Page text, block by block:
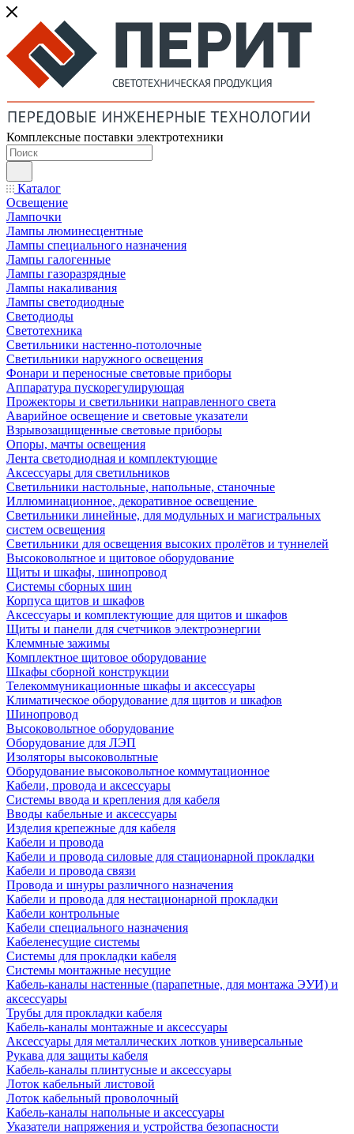
Комплексные поставки электротехники
Каталог
Освещение
Лампочки
Лампы люминесцентные
Лампы специального назначения
Лампы галогенные
Лампы газоразрядные
Лампы накаливания
Лампы светодиодные
Светодиоды
Светотехника
Светильники настенно-потолочные
Светильники наружного освещения
Фонари и переносные световые приборы
Аппаратура пускорегулирующая
Прожекторы и светильники направленного света
Аварийное освещение и световые указатели
Взрывозащищенные световые приборы
Опоры, мачты освещения
Лента светодиодная и комплектующие
Аксессуары для светильников
Светильники настольные, напольные, станочные
Иллюминационное, декоративное освещение
Светильники линейные, для модульных и магистральных
систем освещения
Светильники для освещения высоких пролётов и туннелей
Высоковольтное и щитовое оборудование
Щиты и шкафы, шинопровод
Системы сборных шин
Корпуса щитов и шкафов
Аксессуары и комплектующие для щитов и шкафов
Щиты и панели для счетчиков электроэнергии
Клеммные зажимы
Комплектное щитовое оборудование
Шкафы сборной конструкции
Телекоммуникационные шкафы и аксессуары
Климатическое оборудование для щитов и шкафов
Шинопровод
Высоковольтное оборудование
Оборудование для ЛЭП
Изоляторы высоковольтные
Оборудование высоковольтное коммутационное
Кабели, провода и аксессуары
Системы ввода и крепления для кабеля
Вводы кабельные и аксессуары
Изделия крепежные для кабеля
Кабели и провода
Кабели и провода силовые для стационарной прокладки
Кабели и провода связи
Провода и шнуры различного назначения
Кабели и провода для нестационарной прокладки
Кабели контрольные
Кабели специального назначения
Кабеленесущие системы
Системы для прокладки кабеля
Системы монтажные несущие
Кабель-каналы настенные (парапетные, для монтажа ЭУИ) и
аксессуары
Трубы для прокладки кабеля
Кабель-каналы монтажные и аксессуары
Аксессуары для металлических лотков универсальные
Рукава для защиты кабеля
Кабель-каналы плинтусные и аксессуары
Лоток кабельный листовой
Лоток кабельный проволочный
Кабель-каналы напольные и аксессуары
Указатели напряжения и устройства безопасности